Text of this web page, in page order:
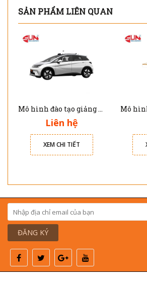
SẢN PHẨM LIÊN QUAN
Mô hình đào tạo giảng dạy xe tự hành ATP-99016
Liên hệ
XEM CHI TIẾT
ĐĂNG KÝ